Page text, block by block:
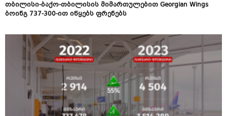
თბილისი-ბაქო-თბილისის მიმართულებით Georgian Wings
ბოინგ 737-300-ით იწყებს ფრენებს